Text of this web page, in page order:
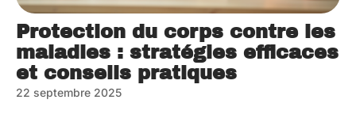
Protection du corps contre les
maladies : stratégies efficaces
et conseils pratiques
22 septembre 2025